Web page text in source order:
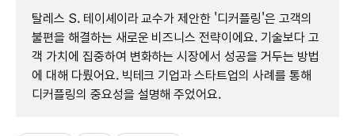
탈레스 S. 테이셰이라 교수가 제안한 '디커플링'은 고객의
불편을 해결하는 새로운 비즈니스 전략이에요. 기술보다 고
객 가치에 집중하여 변화하는 시장에서 성공을 거두는 방법
에 대해 다뤘어요. 빅테크 기업과 스타트업의 사례를 통해
디커플링의 중요성을 설명해 주었어요.